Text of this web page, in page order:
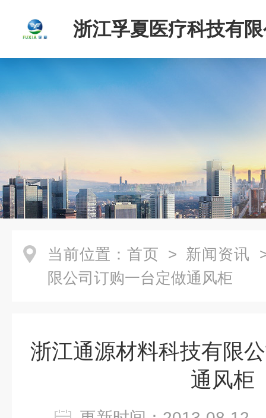
浙江孚夏医疗科技有
当前位置： 首页 > 新闻资讯
限公司订购一台定做通风柜
浙江通源材料科技有限
通风柜